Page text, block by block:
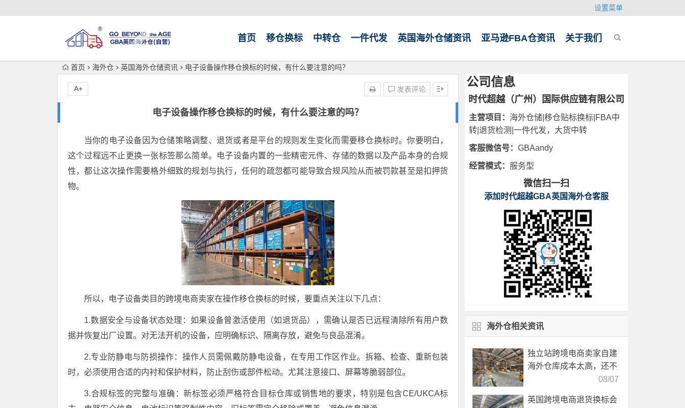
设置菜单
首页 移仓换标 中转仓 一件代发 英国海外仓储资讯 亚马逊FBA仓资讯 关于我们
首页 海外仓 英国海外仓储资讯 电子设备操作移仓换标的时候，有什么要注意的吗？
电子设备操作移仓换标的时候，有什么要注意的吗？
发表评论
A+
当你的电子设备因为仓储策略调整、退货或者是平台的规则发生变化而需要移仓换标时。你要明白，
这个过程远不止更换一张标签那么简单。电子设备内置的一些精密元件、存储的数据以及产品本身的合规
性，都让这次操作需要格外细致的规划与执行，任何的疏忽都可能导致合规风险从而被罚款甚至是扣押货
物。
所以，电子设备类目的跨境电商卖家在操作移仓换标的时候，要重点关注以下几点：
1.数据安全与设备状态处理：如果设备曾激活使用（如退货品），需确认是否已远程清除所有用户数
据并恢复出厂设置。对无法开机的设备，应明确标识、隔离存放，避免与良品混淆。
2.专业防静电与防损操作：操作人员需佩戴防静电设备，在专用工作区作业。拆箱、检查、重新包装
时，必须使用合适的内衬和保护材料，防止刮伤或部件松动。尤其注意接口、屏幕等脆弱部位。
3.合规标签的完整与准确：新标签必须严格符合目标仓库或销售地的要求，特别是包含CE/UKCA标
公司信息
时代超越（广州）国际供应链有限公司
主营项目： 海外仓储|移仓贴标换标|FBA中
转|退货检测|一件代发，大货中转
客服微信号： GBAandy
经营模式： 服务型
微信扫一扫
添加时代超越GBA英国海外仓客服
海外仓相关资讯
独立站跨境电商卖家自建
海外仓库成本太高，还不
如直接找第三方自营海外
08/07
英国跨境电商退货换标会